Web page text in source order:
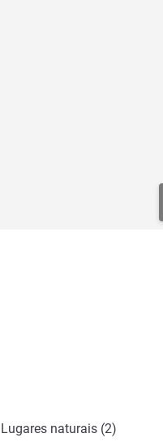
Lugares naturais (2)